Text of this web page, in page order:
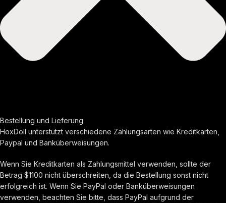
Bestellung und Lieferung
HoxDoll unterstützt verschiedene Zahlungsarten wie Kreditkarten,
Paypal und Banküberweisungen.
Wenn Sie Kreditkarten als Zahlungsmittel verwenden, sollte der
Betrag $1100 nicht überschreiten, da die Bestellung sonst nicht
erfolgreich ist. Wenn Sie PayPal oder Banküberweisungen
verwenden, beachten Sie bitte, dass PayPal aufgrund der